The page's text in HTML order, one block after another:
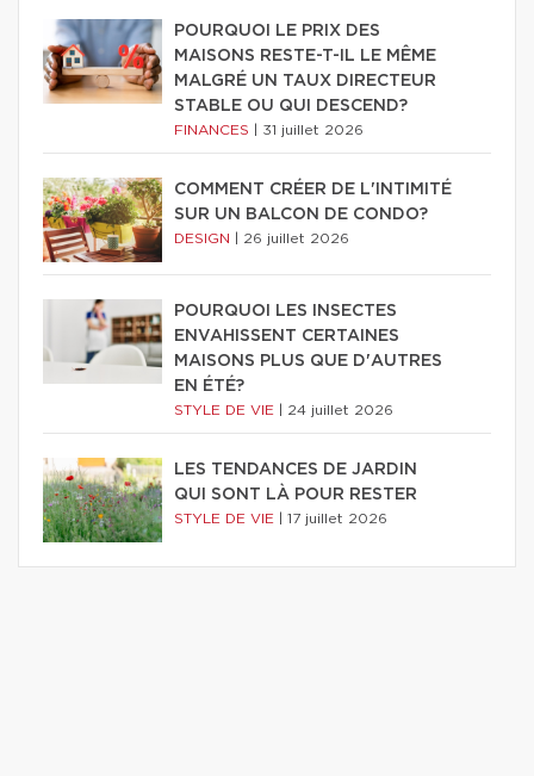
POURQUOI LE PRIX DES
MAISONS RESTE-T-IL LE MÊME
MALGRÉ UN TAUX DIRECTEUR
STABLE OU QUI DESCEND?
FINANCES 31 juillet 2026
COMMENT CRÉER DE L'INTIMITÉ
SUR UN BALCON DE CONDO?
DESIGN 26 juillet 2026
POURQUOI LES INSECTES
ENVAHISSENT CERTAINES
MAISONS PLUS QUE D'AUTRES
EN ÉTÉ?
STYLE DE VIE 24 juillet 2026
LES TENDANCES DE JARDIN
QUI SONT LÀ POUR RESTER
STYLE DE VIE 17 juillet 2026